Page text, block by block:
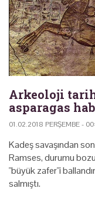
Arkeoloji
asparagas
01.02.2018 PERŞEMBE -
Kadeş savaşından
Ramses, durumu
"büyük zafer"i
salmıştı.